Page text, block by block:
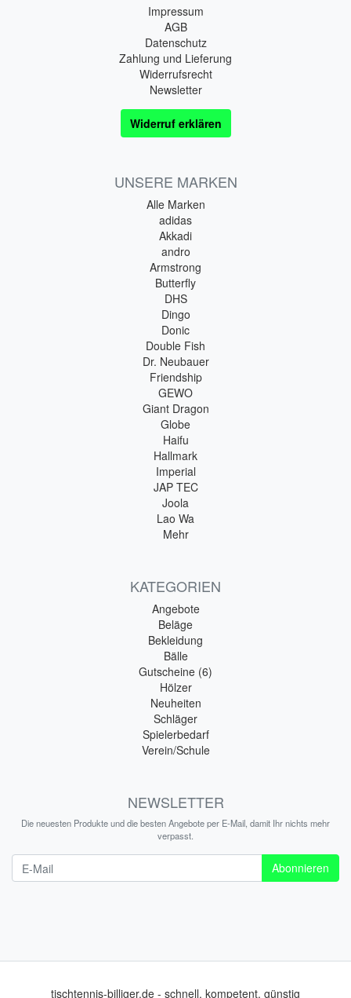
Impressum
AGB
Datenschutz
Zahlung und Lieferung
Widerrufsrecht
Newsletter
Widerruf erklären
UNSERE MARKEN
Alle Marken
adidas
Akkadi
andro
Armstrong
Butterfly
DHS
Dingo
Donic
Double Fish
Dr. Neubauer
Friendship
GEWO
Giant Dragon
Globe
Haifu
Hallmark
Imperial
JAP TEC
Joola
Lao Wa
Mehr
KATEGORIEN
Angebote
Beläge
Bekleidung
Bälle
Gutscheine (6)
Hölzer
Neuheiten
Schläger
Spielerbedarf
Verein/Schule
NEWSLETTER
Die neuesten Produkte und die besten Angebote per E-Mail, damit Ihr nichts mehr
verpasst.
Abonnieren
tischtennis-billiger.de - schnell, kompetent, günstig